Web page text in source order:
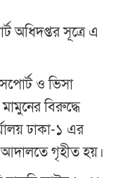
অধিদপ্তর সূত্রে এ
ও ভিসা
বিরুদ্ধে
ঢাকা-১ এর
আদালতে গৃহীত হয়।